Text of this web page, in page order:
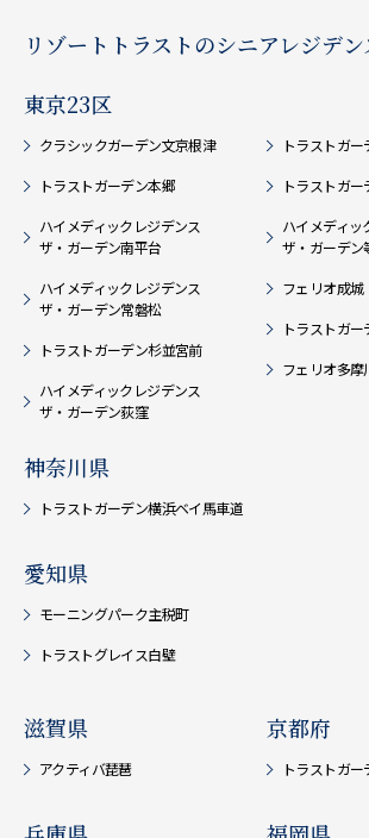
リゾートトラストのシニアレジデ
東京23区
クラシックガーデン文京根津
トラストガーデン本郷
ハイメディックレジデンス
ザ・ガーデン南平台
ハイメディックレジデンス
ザ・ガーデン常磐松
トラストガーデン杉並宮前
ハイメディックレジデンス
ザ・ガーデン荻窪
トラストガ
トラストガ
ハイメディッ
ザ・ガーデン
フェリオ成城
トラストガ
フェリオ多摩
神奈川県
トラストガーデン横浜ベイ馬車道
愛知県
モーニングパーク主税町
トラストグレイス白壁
滋賀県
アクティバ琵琶
京都府
トラストガ